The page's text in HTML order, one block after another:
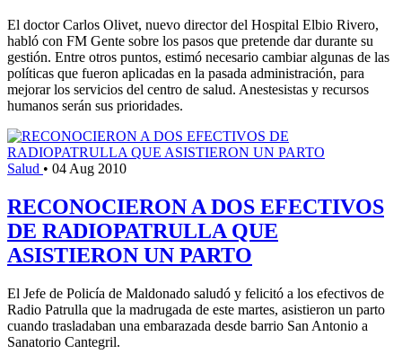
El doctor Carlos Olivet, nuevo director del Hospital Elbio Rivero,
habló con FM Gente sobre los pasos que pretende dar durante su
gestión. Entre otros puntos, estimó necesario cambiar algunas de las
políticas que fueron aplicadas en la pasada administración, para
mejorar los servicios del centro de salud. Anestesistas y recursos
humanos serán sus prioridades.
Salud • 04 Aug 2010
RECONOCIERON A DOS EFECTIVOS
DE RADIOPATRULLA QUE
ASISTIERON UN PARTO
El Jefe de Policía de Maldonado saludó y felicitó a los efectivos de
Radio Patrulla que la madrugada de este martes, asistieron un parto
cuando trasladaban una embarazada desde barrio San Antonio a
Sanatorio Cantegril.